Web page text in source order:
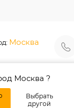
Москва
Москва ?
Выбрать
другой